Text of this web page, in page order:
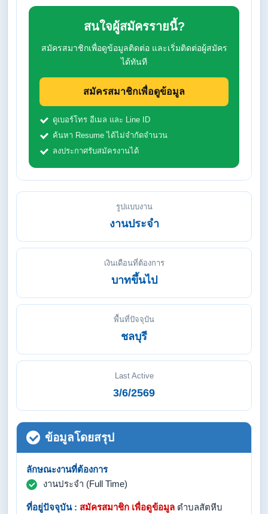
สนใจผู้สมัครรายนี้?
สมัครสมาชิกเพื่อดูข้อมูลติดต่อ และเริ่มติดต่อผู้สมัคร
ได้ทันที
สมัครสมาชิกเพื่อดูข้อมูล
ดูเบอร์โทร อีเมล และ Line ID
ค้นหา Resume ได้ไม่จำกัดจำนวน
ลงประกาศรับสมัครงานได้
รูปแบบงาน
งานประจำ
เงินเดือนที่ต้องการ
บาทขึ้นไป
พื้นที่ปัจจุบัน
ชลบุรี
Last Active
3/6/2569
ข้อมูลโดยสรุป
ลักษณะงานที่ต้องการ
งานประจำ (Full Time)
ที่อยู่ปัจจุบัน : สมัครสมาชิก เพื่อดูข้อมูล ตำบลสัตหีบ